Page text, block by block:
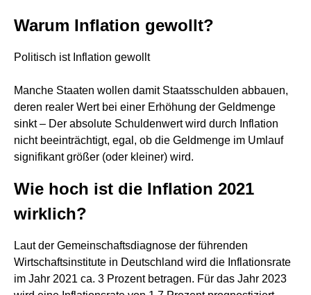
Warum Inflation gewollt?
Politisch ist Inflation gewollt
Manche Staaten wollen damit Staatsschulden abbauen,
deren realer Wert bei einer Erhöhung der Geldmenge
sinkt – Der absolute Schuldenwert wird durch Inflation
nicht beeinträchtigt, egal, ob die Geldmenge im Umlauf
signifikant größer (oder kleiner) wird.
Wie hoch ist die Inflation 2021
wirklich?
Laut der Gemeinschaftsdiagnose der führenden
Wirtschaftsinstitute in Deutschland wird die Inflationsrate
im Jahr 2021 ca. 3 Prozent betragen. Für das Jahr 2023